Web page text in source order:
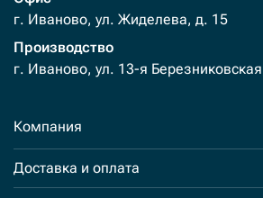
г. Иваново, ул. Жиделева, д. 15
Производство
г. Иваново, ул. 13-я
Компания
Доставка и оплата